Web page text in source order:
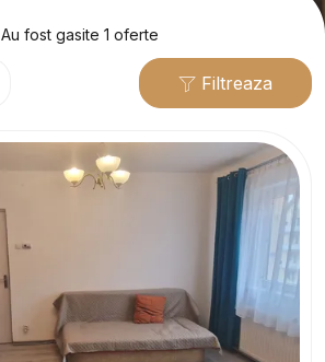
Au fost gasite 1 oferte
Filtreaza